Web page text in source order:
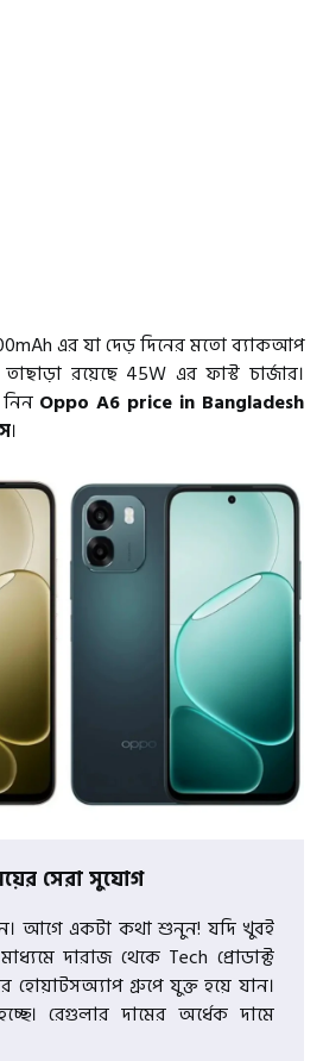
এর যা দেড় দিনের মতো ব্যাকআপ
রয়েছে 45W এর ফাস্ট চার্জার।
Oppo A6 price in Bangladesh
।
সেরা সুযোগ
আগে একটা কথা শুনুন! যদি খুবই
দারাজ থেকে Tech প্রোডাক্ট
গ্রুপে যুক্ত হয়ে যান।
রেগুলার দামের অর্ধেক দামে